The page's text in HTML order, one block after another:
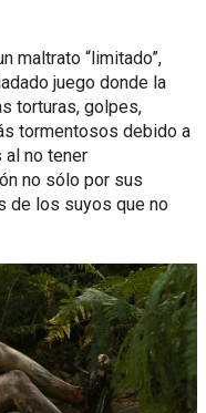
maltrato “limitado”,
juego donde la
torturas, golpes,
tormentosos debido a
al no tener
no sólo por sus
de los suyos que no